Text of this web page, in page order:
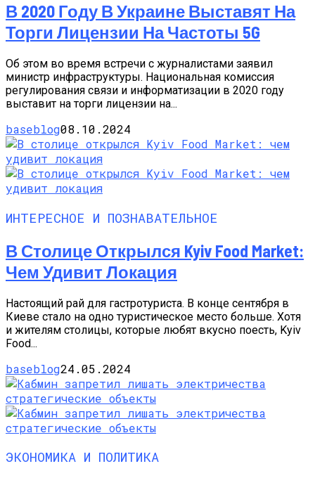
В 2020 Году В Украине Выставят На
Торги Лицензии На Частоты 5G
Об этом во время встречи с журналистами заявил
министр инфраструктуры. Национальная комиссия
регулирования связи и информатизации в 2020 году
выставит на торги лицензии на...
baseblog08.10.2024
ИНТЕРЕСНОЕ И ПОЗНАВАТЕЛЬНОЕ
В Столице Открылся Kyiv Food Market:
Чем Удивит Локация
Настоящий рай для гастротуриста. В конце сентября в
Киеве стало на одно туристическое место больше. Хотя
и жителям столицы, которые любят вкусно поесть, Kyiv
Food...
baseblog24.05.2024
ЭКОНОМИКА И ПОЛИТИКА